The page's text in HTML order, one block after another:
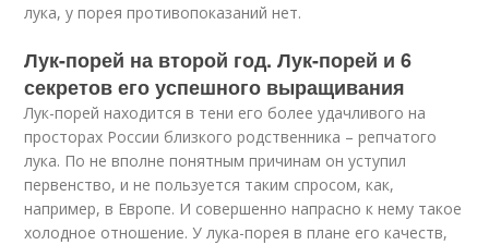
лука, у порея противопоказаний нет.
Лук-порей на второй год. Лук-порей и 6
секретов его успешного выращивания
Лук-порей находится в тени его более удачливого на
просторах России близкого родственника – репчатого
лука. По не вполне понятным причинам он уступил
первенство, и не пользуется таким спросом, как,
например, в Европе. И совершенно напрасно к нему такое
холодное отношение. У лука-порея в плане его качеств,